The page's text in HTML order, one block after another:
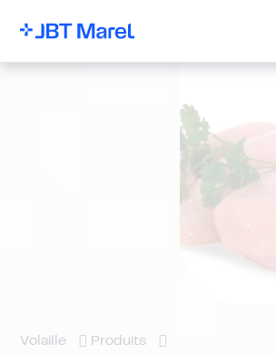
Volaille Produits